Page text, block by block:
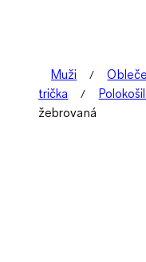
Muži
trička
žebrovaná